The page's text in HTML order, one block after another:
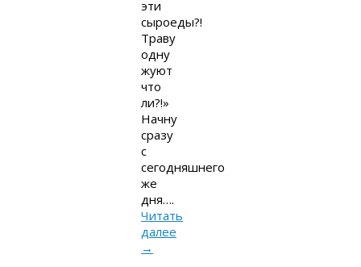
эти
сыроеды?!
Траву
одну
жуют
что
ли?!»
Начну
сразу
с
сегодняшнего
же
дня….
Читать
далее
→